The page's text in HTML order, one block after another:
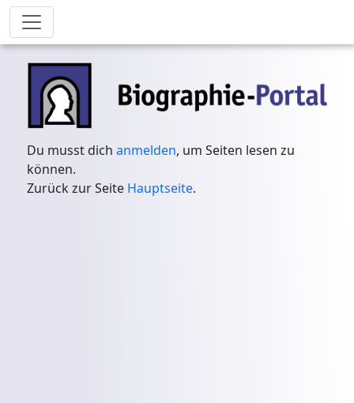
Du musst dichanmelden, um Seiten lesen zu
können.
Zurück zur Seite Hauptseite.